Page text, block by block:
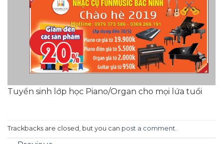
Tuyển sinh lớp học Piano/Organ cho mọi lứa tuổi
Trackbacks are closed, but you can post a comment.